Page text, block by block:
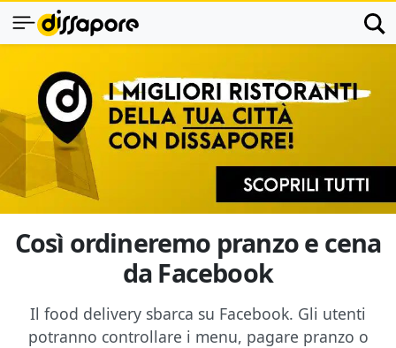
Così ordineremo pranzo e cena
da Facebook
Il food delivery sbarca su Facebook. Gli utenti
potranno controllare i menu, pagare pranzo o